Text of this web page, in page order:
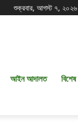
শুক্রবার, আগস্ট ৭, ২০২৬
আইন আদালত